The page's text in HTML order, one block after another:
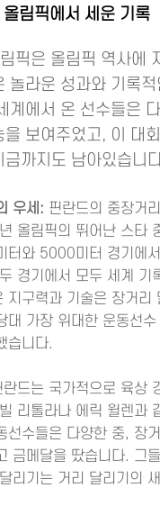
림픽에서 세운 기록
픽은 올림픽 역사에
놀라운 성과와 기록
계에서 온 선수들은
을 보여주었고, 이 대
금까지도 남아있습니
우세: 핀란드의 중장거
올림픽의 뛰어난 스타
터와 5000미터 경기에
경기에서 모두 세계 기
지구력과 기술은 장거리
대 가장 위대한 운동선
습니다.
란드는 국가적으로 육상
리톨라나 에릭 윌렌과
선수들은 다양한 중, 장
금메달을 땄습니다. 그
리기는 거리 달리기의